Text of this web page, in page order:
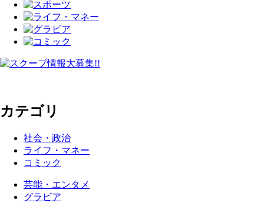
カテゴリ
社会・政治
ライフ・マネー
コミック
芸能・エンタメ
グラビア